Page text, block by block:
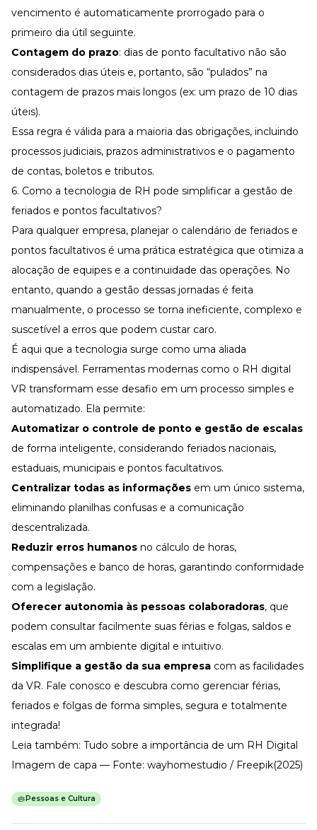
vencimento é automaticamente prorrogado para o
primeiro dia útil seguinte.
Contagem do prazo: dias de ponto facultativo não são
considerados dias úteis e, portanto, são “pulados” na
contagem de prazos mais longos (ex: um prazo de 10 dias
úteis).
Essa regra é válida para a maioria das obrigações, incluindo
processos judiciais, prazos administrativos e o pagamento
de contas, boletos e tributos.
6. Como a tecnologia de RH pode simplificar a gestão de
feriados e pontos facultativos?
Para qualquer empresa, planejar o calendário de feriados e
pontos facultativos é uma prática estratégica que otimiza a
alocação de equipes e a continuidade das operações. No
entanto, quando a gestão dessas jornadas é feita
manualmente, o processo se torna ineficiente, complexo e
suscetível a erros que podem custar caro.
É aqui que a tecnologia surge como uma aliada
indispensável. Ferramentas modernas como o RH digital
VR transformam esse desafio em um processo simples e
automatizado. Ela permite:
Automatizar o controle de ponto e gestão de escalas
de forma inteligente, considerando feriados nacionais,
estaduais, municipais e pontos facultativos.
Centralizar todas as informações em um único sistema,
eliminando planilhas confusas e a comunicação
descentralizada.
Reduzir erros humanos no cálculo de horas,
compensações e banco de horas, garantindo conformidade
com a legislação.
Oferecer autonomia às pessoas colaboradoras, que
podem consultar facilmente suas férias e folgas, saldos e
escalas em um ambiente digital e intuitivo.
Simplifique a gestão da sua empresa com as facilidades
da VR. Fale conosco e descubra como gerenciar férias,
feriados e folgas de forma simples, segura e totalmente
integrada!
Leia também: Tudo sobre a importância de um RH Digital
Imagem de capa — Fonte: wayhomestudio / Freepik(2025)
Pessoas e Cultura